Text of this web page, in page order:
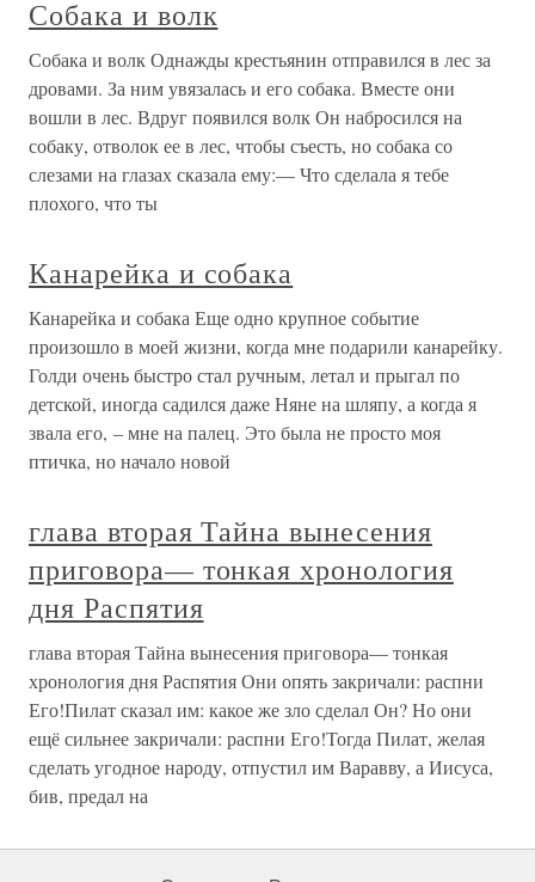
Собака и волк
Собака и волк Однажды крестьянин отправился в лес за
дровами. За ним увязалась и его собака. Вместе они
вошли в лес. Вдруг появился волк Он набросился на
собаку, отволок ее в лес, чтобы съесть, но собака со
слезами на глазах сказала ему:— Что сделала я тебе
плохого, что ты
Канарейка и собака
Канарейка и собака Еще одно крупное событие
произошло в моей жизни, когда мне подарили канарейку.
Голди очень быстро стал ручным, летал и прыгал по
детской, иногда садился даже Няне на шляпу, а когда я
звала его, – мне на палец. Это была не просто моя
птичка, но начало новой
глава вторая Тайна вынесения
приговора— тонкая хронология
дня Распятия
глава вторая Тайна вынесения приговора— тонкая
хронология дня Распятия Они опять закричали: распни
Его!Пилат сказал им: какое же зло сделал Он? Но они
ещё сильнее закричали: распни Его!Тогда Пилат, желая
сделать угодное народу, отпустил им Варавву, а Иисуса,
бив, предал на